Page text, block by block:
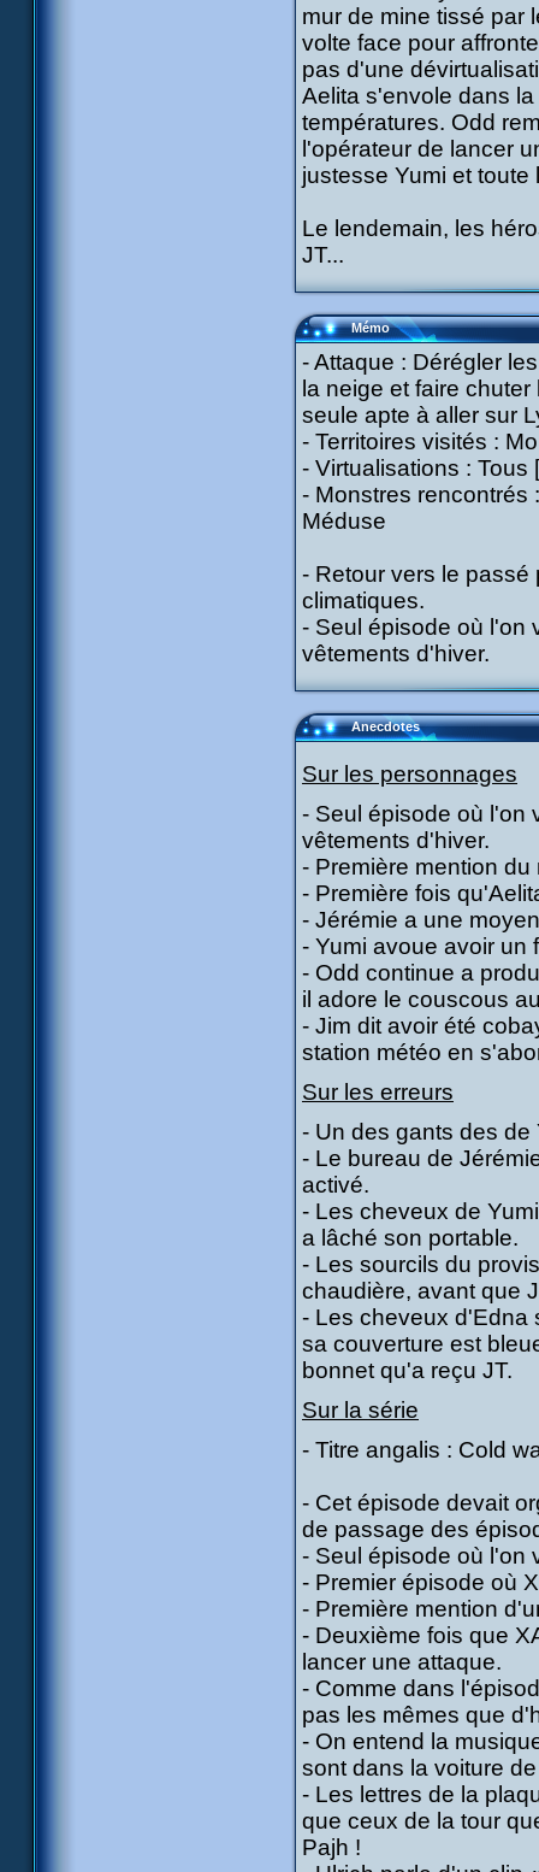
mur de mine tissé par
volte face pour
pas d'une
Aelita s'envole dans
températures. Odd
l'opérateur de lancer
justesse Yumi et toute
Le lendemain, les
JT...
Mémo
- Attaque : Dérégler
la neige et faire
seule apte à aller sur
- Territoires visités :
- Virtualisations :
- Monstres rencontrés
Méduse
- Retour vers le passé
climatiques.
- Seul épisode où l'on
vêtements d'hiver.
Anecdotes
Sur les personnages
- Seul épisode où l'on
vêtements d'hiver.
- Première mention
- Première fois
- Jérémie a une
- Yumi avoue avoir un
- Odd continue a
il adore le couscous
- Jim dit avoir été
station météo en
Sur les erreurs
- Un des gants des
- Le bureau de
activé.
- Les cheveux de
a lâché son portable.
- Les sourcils du
chaudière, avant que
- Les cheveux d'Edna
sa couverture est
bonnet qu'a reçu JT.
Sur la série
- Titre angalis : Cold
- Cet épisode devait
de passage des
- Seul épisode où l'on
- Premier épisode où
- Première mention
- Deuxième fois que
lancer une attaque.
- Comme dans
pas les mêmes que
- On entend la
sont dans la voiture
- Les lettres de la
que ceux de la tour
Pajh !